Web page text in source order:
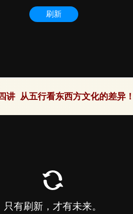
讲 从五行看东西方文化的差异！